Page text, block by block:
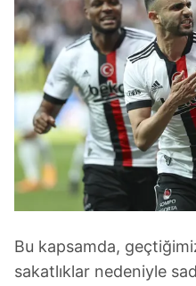
Bu kapsamda,
sakatlıklar nedeniyle